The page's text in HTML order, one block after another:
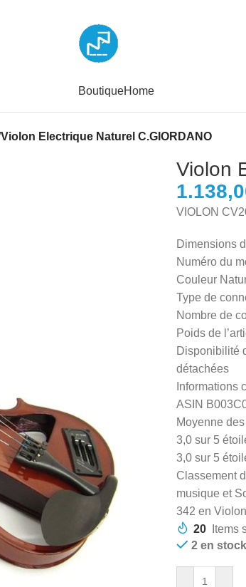
BoutiqueHome
Violon Electrique Naturel C.GIORDANO
Violon
VIOLON
Dimensions
Numéro du
Couleur
Type de
Nombre de
Poids de
Disponibilité
détachées
Informations
ASIN
Moyenne
3,0 sur 5
3,0 sur 5
Classement
musique et
342 en
20
Items
2 en stock